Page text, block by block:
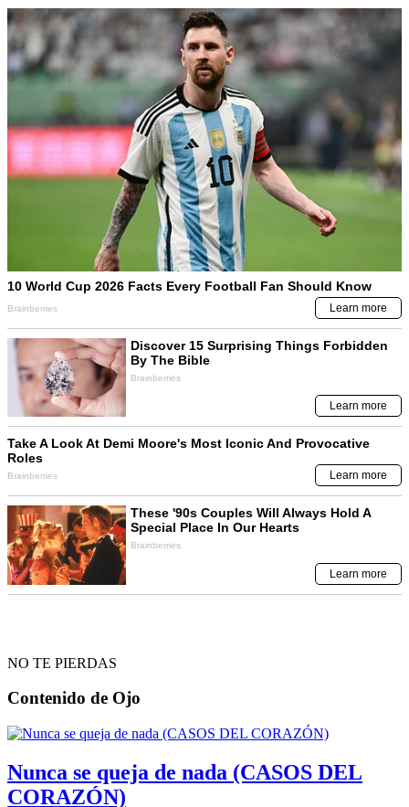
NO TE PIERDAS
Contenido de Ojo
Nunca se queja de nada (CASOS DEL
CORAZÓN)